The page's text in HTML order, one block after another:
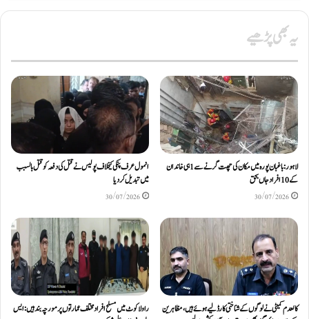
یہ بھی پڑھیے
لاہور: باغبان پورہ میں مکان کی چھت گرنے سے 1 ہی خاندان
کے 10 افراد جاں بحق
30/07/2026
انمول عرف پنکی کیخلاف پولیس نے قتل کی دفعہ کو قتل بالسبب
میں تبدیل کر دیا
30/07/2026
کالعدم کمیٹی نے لوگوں کے شناختی کارڈ لیے ہوئے ہیں، مظاہرین
راولاکوٹ میں مسلح افراد مختلف عمارتوں پر مورچہ بند ہیں: ایس